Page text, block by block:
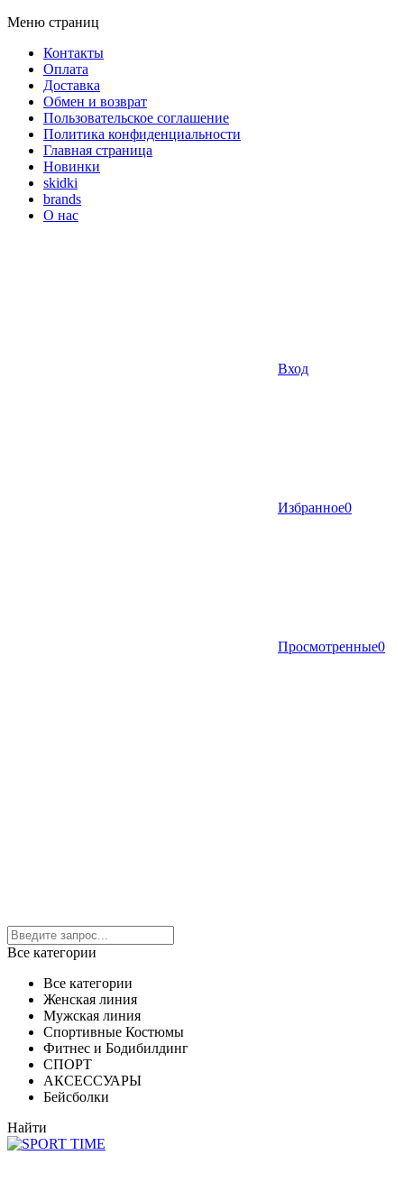
Меню страниц
Контакты
Оплата
Доставка
Обмен и возврат
Пользовательское соглашение
Политика конфиденциальности
Главная страница
Новинки
skidki
brands
О нас
Вход
Избранное0
Просмотренные0
Все категории
Все категории
Женская линия
Мужская линия
Спортивные Костюмы
Фитнес и Бодибилдинг
СПОРТ
АКСЕССУАРЫ
Бейсболки
Найти